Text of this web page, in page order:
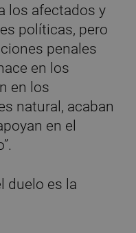
los afectados y
políticas, pero
penales
en los
en los
natural, acaban
en el
duelo es la